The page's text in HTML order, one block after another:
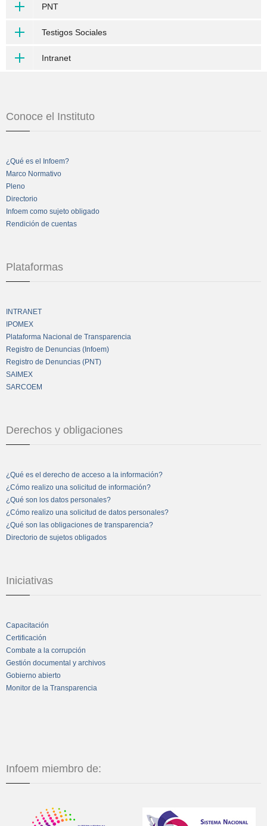
PNT
Testigos Sociales
Intranet
Conoce el Instituto
¿Qué es el Infoem?
Marco Normativo
Pleno
Directorio
Infoem como sujeto obligado
Rendición de cuentas
Plataformas
INTRANET
IPOMEX
Plataforma Nacional de Transparencia
Registro de Denuncias (Infoem)
Registro de Denuncias (PNT)
SAIMEX
SARCOEM
Derechos y obligaciones
¿Qué es el derecho de acceso a la información?
¿Cómo realizo una solicitud de información?
¿Qué son los datos personales?
¿Cómo realizo una solicitud de datos personales?
¿Qué son las obligaciones de transparencia?
Directorio de sujetos obligados
Iniciativas
Capacitación
Certificación
Combate a la corrupción
Gestión documental y archivos
Gobierno abierto
Monitor de la Transparencia
Infoem miembro de: